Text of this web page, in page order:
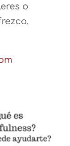
o